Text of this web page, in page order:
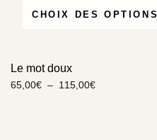
CHOIX DES OPTIONS
Le mot doux
65,00€ – 115,00€